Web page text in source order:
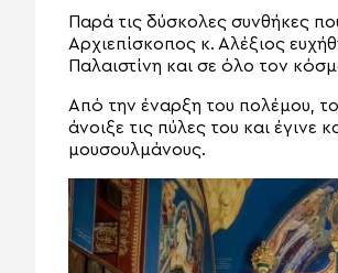
Παρά τις δύσκολες συνθήκες
Αρχιεπίσκοπος κ. Αλέξιος
Παλαιστίνη και σε όλο τον
Από την έναρξη του πολέμου,
άνοιξε τις πύλες του και έγινε
μουσουλμάνους.